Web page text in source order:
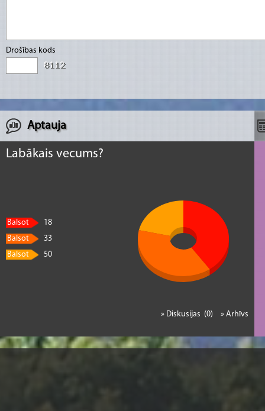
Drošības kods
Aptauja
Labākais vecums?
Balsot
18
Balsot
33
Balsot
50
» Arhīvs
» Diskusijas (0)